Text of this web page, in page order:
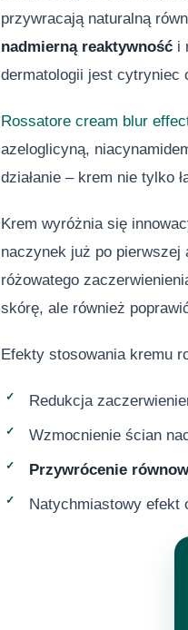
przywracają naturalną
nadmierną reaktywność i
dermatologii jest cytryniec
Rossatore cream blur
azeloglicyną,
działanie – krem nie tylko
Krem wyróżnia się
naczynek już po
różowatego
skórę, ale również
Efekty stosowania kremu
Redukcja
Wzmocnienie ścian
Przywrócenie
Natychmiastowy efekt